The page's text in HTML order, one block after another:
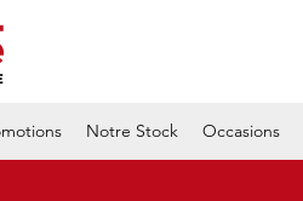
Notre Stock Occasions